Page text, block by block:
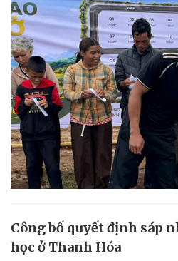
Công bố quyết định sáp
học ở Thanh Hóa